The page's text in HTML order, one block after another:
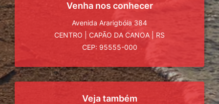
Venha nos conhecer
Avenida Ararigbóia 384
CENTRO
CAPÃO DA CANOA
RS
CEP: 95555-000
Veja também